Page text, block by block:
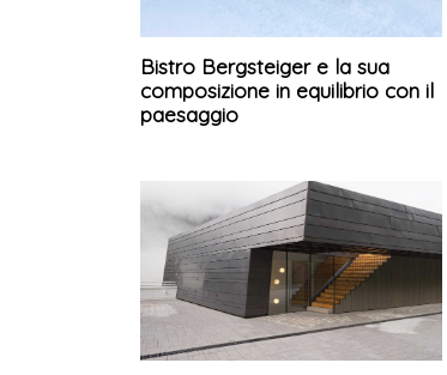
Bistro Bergsteiger e la sua
composizione in equilibrio con il
paesaggio